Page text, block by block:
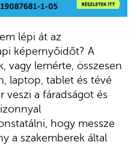
lépi át az
képernyőidőt? A
vagy lemérte, összesen
laptop, tablet és tévé
veszi a fáradságot és
hogy messze
a szakemberek által